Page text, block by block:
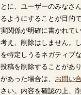
とに、ユーザーのみなさ
るようにすることが目的
実関係が明確に書かれて
考え、削除はしません。
を特定しうるネガティブ
投稿を削除することがあ
があった場合は、 お問い
さい。内容を確認の上、